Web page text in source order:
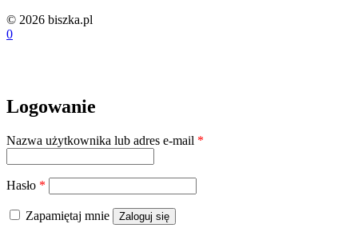
© 2026 biszka.pl
0
Logowanie
Nazwa użytkownika lub adres e-mail *
Hasło *
Zapamiętaj mnie Zaloguj się